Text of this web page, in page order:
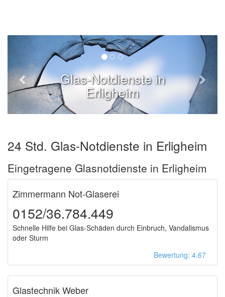
Glas-Notdienste in
Erligheim
24 Std. Glas-Notdienste in Erligheim
Eingetragene Glasnotdienste in Erligheim
Zimmermann Not-Glaserei
0152/36.784.449
Schnelle Hilfe bei Glas-Schäden durch Einbruch, Vandalismus
oder Sturm
Bewertung: 4.67
Glastechnik Weber